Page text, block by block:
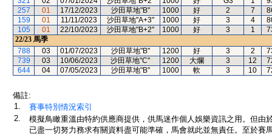
257
01 17/12/2023 沙田草地"B" 1000 好 2 7
159
01 11/11/2023 沙田草地"A+3" 1000 好 3 4
105
01 22/10/2023 沙田草地"B+2" 1000 好 3 1
22/23 馬季
788
03 01/07/2023 沙田草地"B" 1200 好 3 2
739
03 10/06/2023 沙田草地"C" 1200 大爛 3 12
644
04 07/05/2023 沙田草地"B" 1000 軟 3 10
備註:
1.
賽事特別情況索引
2.
模擬鳥瞰重溫由特約供應商提供，供馬迷作個人娛樂資訊之用。但
已盡一切努力務求有關資料盡可能準確，馬會就此並無責任。至於賽